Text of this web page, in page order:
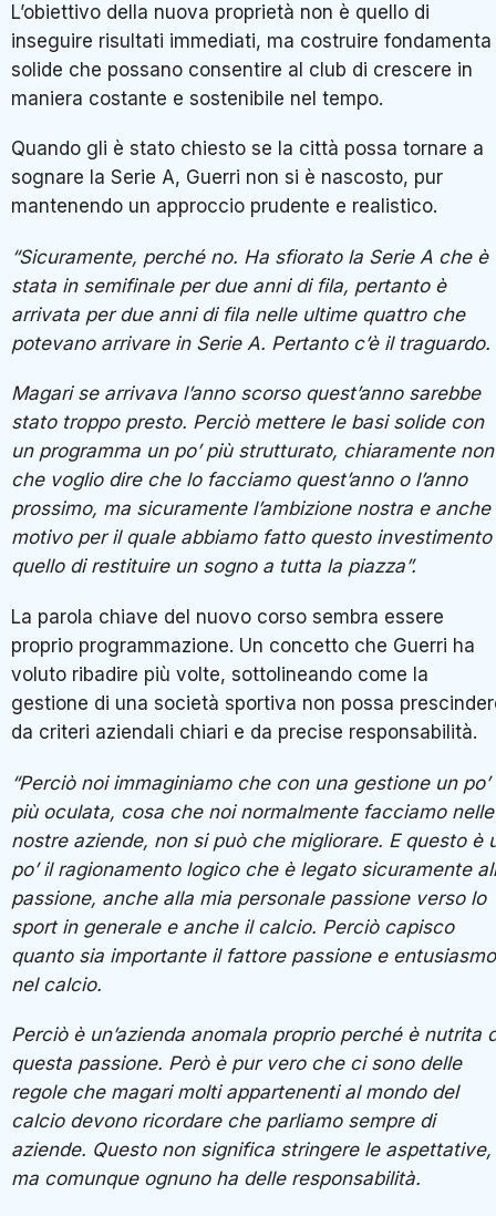
L’obiettivo della nuova proprietà non è quello di
inseguire risultati immediati, ma costruire fondamenta
solide che possano consentire al club di crescere in
maniera costante e sostenibile nel tempo.
Quando gli è stato chiesto se la città possa tornare a
sognare la Serie A, Guerri non si è nascosto, pur
mantenendo un approccio prudente e realistico.
“Sicuramente, perché no. Ha sfiorato la Serie A che è
stata in semifinale per due anni di fila, pertanto è
arrivata per due anni di fila nelle ultime quattro che
potevano arrivare in Serie A. Pertanto c’è il traguardo.
Magari se arrivava l’anno scorso quest’anno sarebbe
stato troppo presto. Perciò mettere le basi solide con
un programma un po’ più strutturato, chiaramente
che voglio dire che lo facciamo quest’anno o l’anno
prossimo, ma sicuramente l’ambizione nostra e anche
motivo per il quale abbiamo fatto questo investimento
quello di restituire un sogno a tutta la piazza”.
La parola chiave del nuovo corso sembra essere
proprio programmazione. Un concetto che Guerri ha
voluto ribadire più volte, sottolineando come la
gestione di una società sportiva non possa
da criteri aziendali chiari e da precise responsabilità.
“Perciò noi immaginiamo che con una gestione un po’
più oculata, cosa che noi normalmente facciamo nelle
nostre aziende, non si può che migliorare. E questo è
po’ il ragionamento logico che è legato sicuramente
passione, anche alla mia personale passione verso lo
sport in generale e anche il calcio. Perciò capisco
quanto sia importante il fattore passione e entusiasmo
nel calcio.
Perciò è un’azienda anomala proprio perché è nutrita
questa passione. Però è pur vero che ci sono delle
regole che magari molti appartenenti al mondo del
calcio devono ricordare che parliamo sempre di
aziende. Questo non significa stringere le aspettative,
ma comunque ognuno ha delle responsabilità.